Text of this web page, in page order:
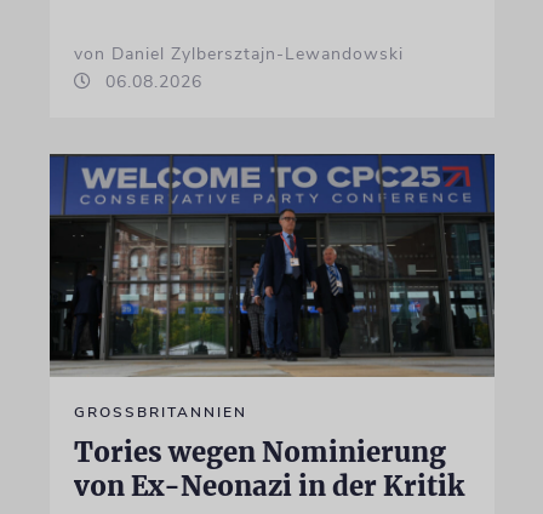
von Daniel Zylbersztajn-Lewandowski
06.08.2026
GROSSBRITANNIEN
Tories wegen Nominierung
von Ex-Neonazi in der Kritik